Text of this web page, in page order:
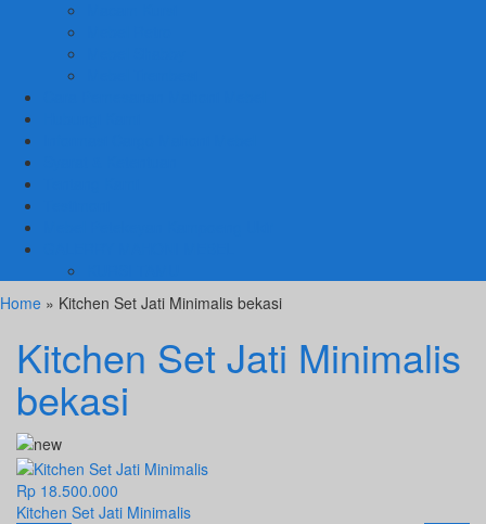
Home » Kitchen Set Jati Minimalis bekasi
Kitchen Set Jati Minimalis
bekasi
Rp 18.500.000
Kitchen Set Jati Minimalis